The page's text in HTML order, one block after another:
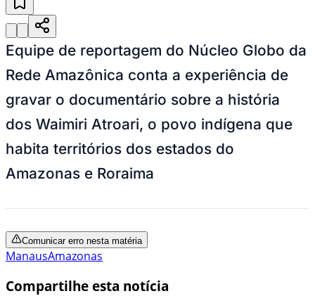
Equipe de reportagem do Núcleo Globo da
Rede Amazônica conta a experiência de
gravar o documentário sobre a história
dos Waimiri Atroari, o povo indígena que
habita territórios dos estados do
Amazonas e Roraima
Comunicar erro nesta matéria
ManausAmazonas
Compartilhe esta notícia